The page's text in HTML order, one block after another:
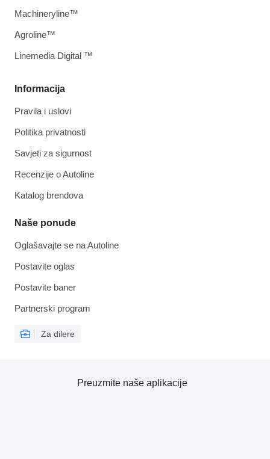
Informacija
Pravila i uslovi
Politika privatnosti
Savjeti za sigurnost
Recenzije o Autoline
Katalog brendova
Naše ponude
Oglašavajte se na Autoline
Postavite oglas
Postavite baner
Partnerski program
Za dilere
Machineryline™
Agroline™
Linemedia Digital ™
Preuzmite naše aplikacije